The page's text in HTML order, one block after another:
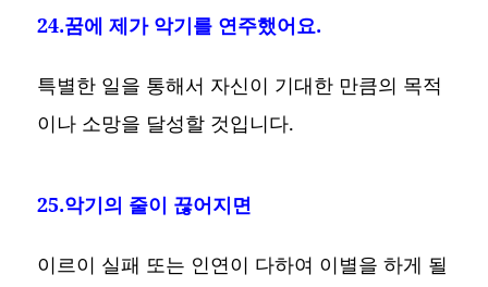
24.꿈에 제가 악기를 연주했어요.
특별한 일을 통해서 자신이 기대한 만큼의 목적
이나 소망을 달성할 것입니다.
25.악기의 줄이 끊어지면
이르이 실패 또는 인연이 다하여 이별을 하게 될